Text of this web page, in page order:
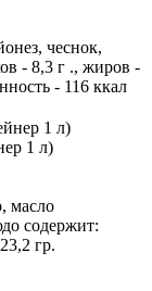
чеснок,
- 8,3 г ., жиров -
- 116 ккал
1 л)
масло
содержит:
гр.